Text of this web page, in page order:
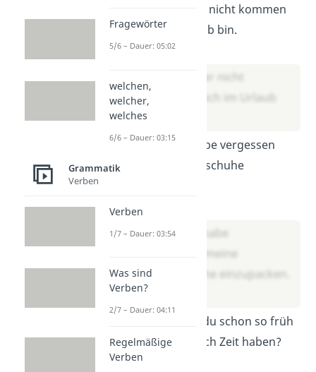
Ich kann leider nicht kommen
da ich im Urlaub bin.
Lösung:
Ich kann leider nicht
kommen, da ich im Urlaub
bin.
Oh nein ich habe vergessen
meine Wanderschuhe
Lösung:
Oh nein, ich habe
vergessen(,) meine
Wanderschuhe einzupacken.
Warum gehst du schon so früh
obwohl wir noch Zeit haben?
Lösung:
Fragewörter
5/6 – Dauer: 05:02
welchen,
welcher,
welches
6/6 – Dauer: 03:15
Grammatik
Verben
Verben
1/7 – Dauer: 03:54
Was sind
Verben?
2/7 – Dauer: 04:11
Regelmäßige
Verben